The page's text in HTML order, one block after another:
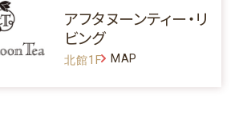
アフタヌーンティー・リ
ビング
北館1F MAP